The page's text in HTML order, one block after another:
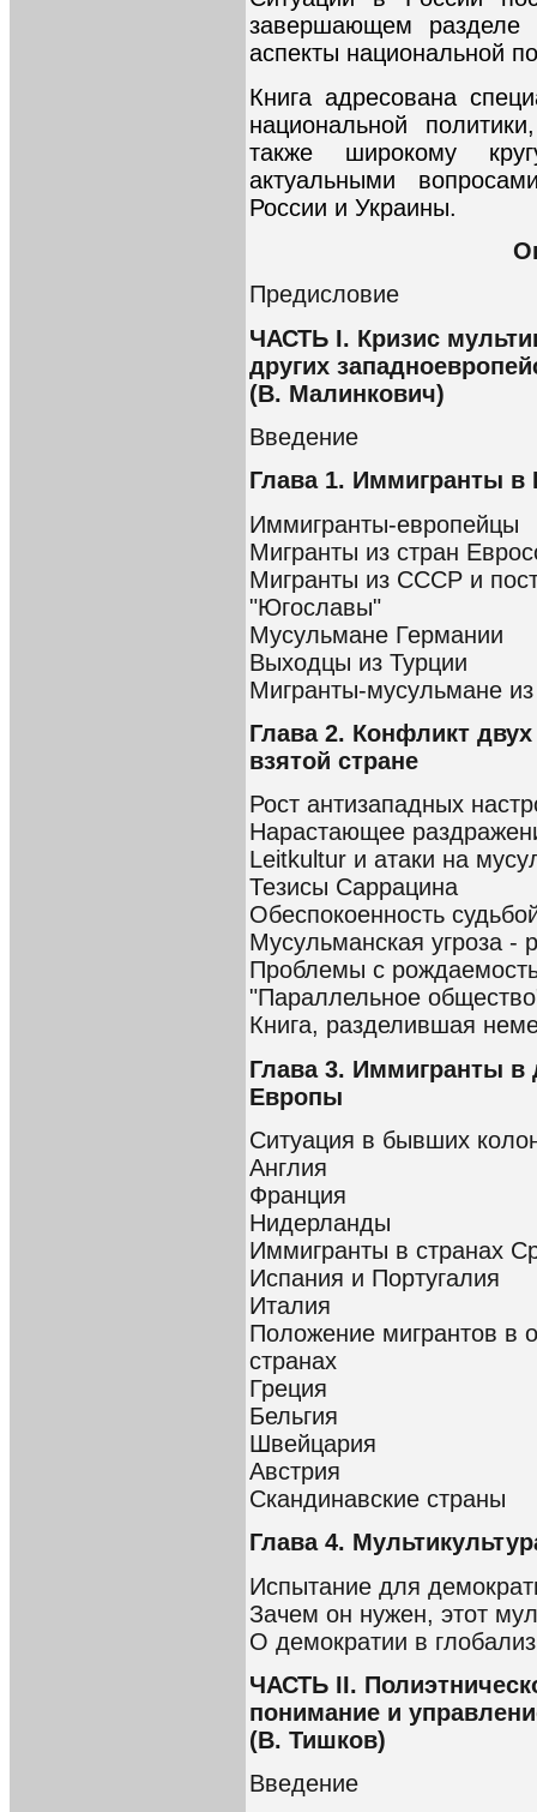
завершающем разделе
аспекты национальной
Книга адресована
национальной
также широкому
актуальными
России и Украины.
Предисловие
ЧАСТЬ I. Кризис
других
(В. Малинкович)
Введение
Глава 1. Иммигранты в
Иммигранты-европейцы
Мигранты из стран
Мигранты из СССР и
"Югославы"
Мусульмане Германии
Выходцы из Турции
Мигранты-мусульмане из
Глава 2. Конфликт
взятой стране
Рост антизападных
Нарастающее
Leitkultur и атаки на
Тезисы Саррацина
Обеспокоенность
Мусульманская угроза -
Проблемы с
"Параллельное
Книга, разделившая
Глава 3. Иммигранты в
Европы
Ситуация в бывших
Англия
Франция
Нидерланды
Иммигранты в странах
Испания и Португалия
Италия
Положение мигрантов в
странах
Греция
Бельгия
Швейцария
Австрия
Скандинавские страны
Глава 4.
Испытание для
Зачем он нужен, этот
О демократии в
ЧАСТЬ II.
понимание и
(В. Тишков)
Введение